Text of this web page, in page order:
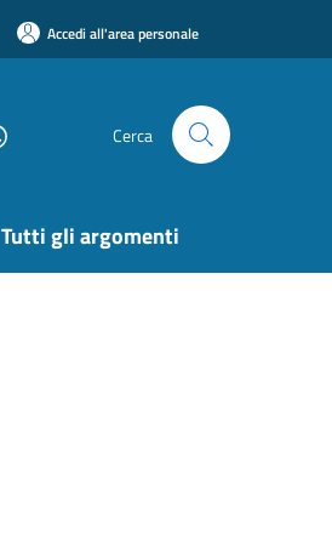
Accedi all'area personale
Cerca
Tutti gli argomenti